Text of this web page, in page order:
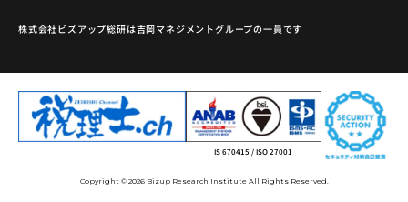
株式会社ビズアップ総研は吉岡マネジメントグループの一員です
Copyright © 2026 Bizup Research Institute All Rights Reserved.
IS 670415 / ISO 27001